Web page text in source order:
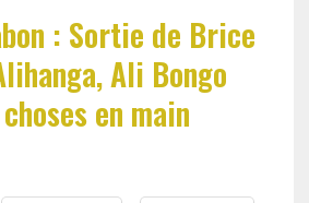
: Sortie de Brice
Ali Bongo
en main